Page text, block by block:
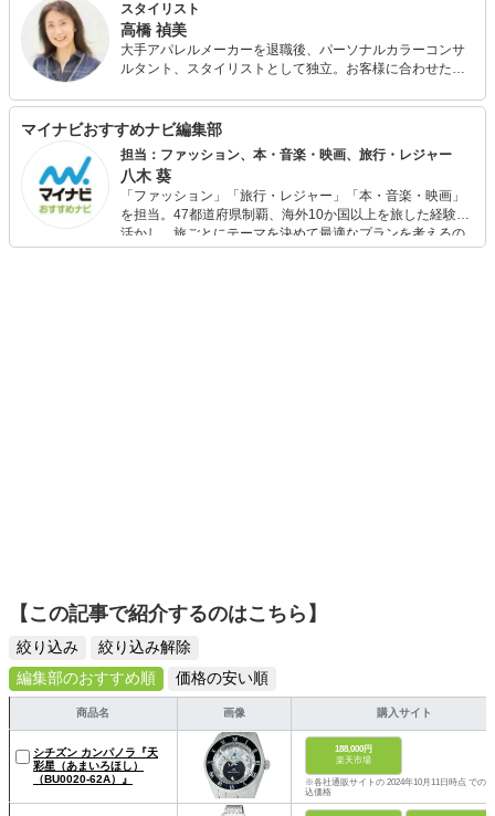
スタイリスト
高橋 禎美
大手アパレルメーカーを退職後、パーソナルカラーコンサ
ルタント、スタイリストとして独立。お客様に合わせたバ
くアドバイス。パーソナルカラー診断も会社員時代から仕
事の中で関わっており実績と定評がある。 また、FPとして
も活動しており、個人FP相談や投資初心者の女性に向けた
「はじめての投資セミナー」を開催中。お金とファッショ
ンに興味のある女性に支持されている。
マイナビおすすめナビ編集部
担当：ファッション、本・音楽・映画、旅行・レジャー
八木 葵
「ファッション」「旅行・レジャー」「本・音楽・映画」
を担当。47都道府県制覇、海外10か国以上を旅した経験を
活かし、旅ごとにテーマを決めて最適なプランを考えるの
が得意。また、アパレルショップでの販売経験もあり。誰
【この記事で紹介するのはこちら】
絞り込み
絞り込み解除
編集部のおすすめ順
価格の安い順
商品名 画像 購入サイト
シチズン カンパノラ『天
彩星（あまいろほし）
（BU0020-62A）』
188,000円
楽天市場
※各社通販サイトの 2024年10月11日時点 での税
込価格